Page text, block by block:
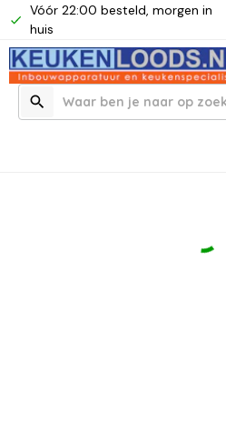
Vóór 22:00 besteld, morgen in
huis